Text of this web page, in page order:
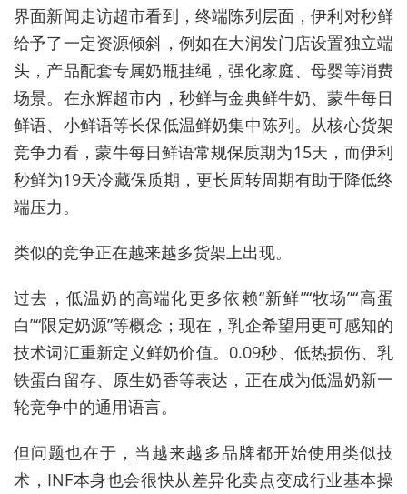
界面新闻走访超市看到，终端陈列层面，伊利对秒鲜
给予了一定资源倾斜，例如在大润发门店设置独立端
头，产品配套专属奶瓶挂绳，强化家庭、母婴等消费
场景。在永辉超市内，秒鲜与金典鲜牛奶、蒙牛每日
鲜语、小鲜语等长保低温鲜奶集中陈列。从核心货架
竞争力看，蒙牛每日鲜语常规保质期为15天，而伊利
秒鲜为19天冷藏保质期，更长周转周期有助于降低终
端压力。
类似的竞争正在越来越多货架上出现。
过去，低温奶的高端化更多依赖“新鲜”“牧场”“高蛋
白”“限定奶源”等概念；现在，乳企希望用更可感知的
技术词汇重新定义鲜奶价值。0.09秒、低热损伤、乳
铁蛋白留存、原生奶香等表达，正在成为低温奶新一
轮竞争中的通用语言。
但问题也在于，当越来越多品牌都开始使用类似技
术，INF本身也会很快从差异化卖点变成行业基本操